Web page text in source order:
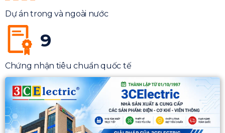
Dự án trong và ngoài nước
9
Chứng nhận tiêu chuẩn quốc tế